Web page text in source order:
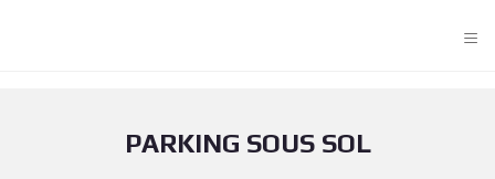
≡
PARKING SOUS SOL